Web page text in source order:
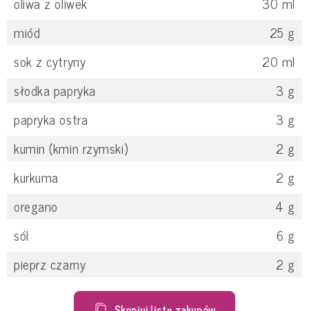
miód
25 g
sok z cytryny
20 ml
słodka papryka
3 g
papryka ostra
3 g
kumin (kmin rzymski)
2 g
kurkuma
2 g
oregano
4 g
sól
6 g
pieprz czarny
2 g